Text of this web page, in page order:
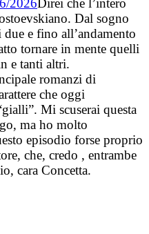
2026Direi che l’intero
Dal sogno
e fino all’andamento
tornare in mente quelli
e tanti altri.
romanzi di
che oggi
Mi scuserai questa
ma ho molto
episodio forse proprio
che, credo , entrambe
cara Concetta.